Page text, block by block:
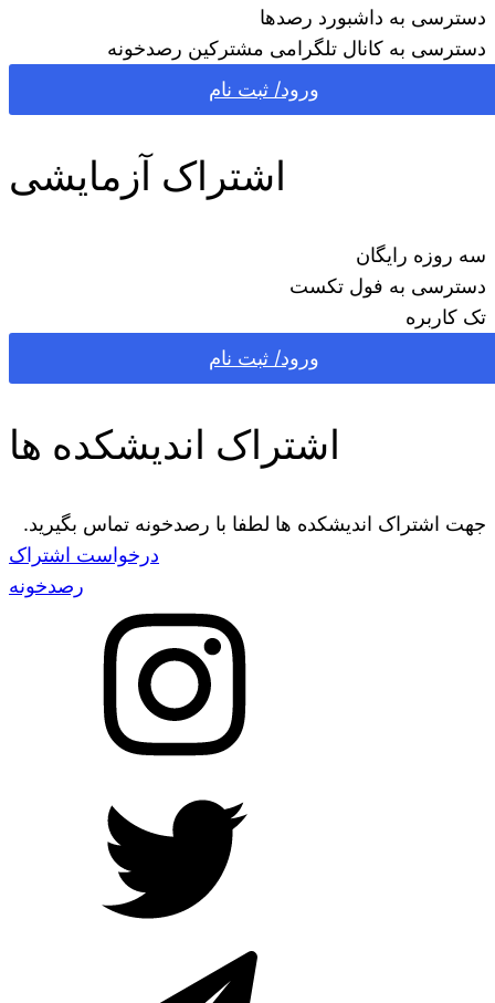
دسترسی به داشبورد رصدها
دسترسی به کانال تلگرامی مشترکین رصدخونه
ورود/ ثبت نام
اشتراک آزمایشی
سه روزه رایگان
دسترسی به فول تکست
تک کاربره
ورود/ ثبت نام
اشتراک اندیشکده ها
جهت اشتراک اندیشکده ها لطفا با رصدخونه تماس بگیرید.
درخواست اشتراک
رصدخونه